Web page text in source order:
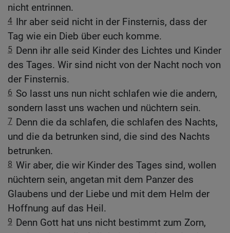
nicht entrinnen.
4 Ihr aber seid nicht in der Finsternis, dass der
Tag wie ein Dieb über euch komme.
5 Denn ihr alle seid Kinder des Lichtes und Kinder
des Tages. Wir sind nicht von der Nacht noch von
der Finsternis.
6 So lasst uns nun nicht schlafen wie die andern,
sondern lasst uns wachen und nüchtern sein.
7 Denn die da schlafen, die schlafen des Nachts,
und die da betrunken sind, die sind des Nachts
betrunken.
8 Wir aber, die wir Kinder des Tages sind, wollen
nüchtern sein, angetan mit dem Panzer des
Glaubens und der Liebe und mit dem Helm der
Hoffnung auf das Heil.
9 Denn Gott hat uns nicht bestimmt zum Zorn,